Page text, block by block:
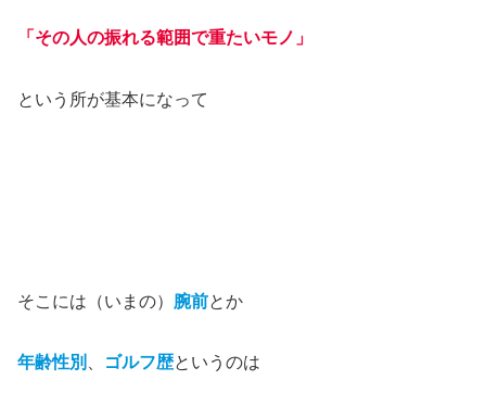
「その人の振れる範囲で重たいモノ」
という所が基本になって
そこには（いまの） 腕前とか
年齢性別 ゴルフ歴というのは